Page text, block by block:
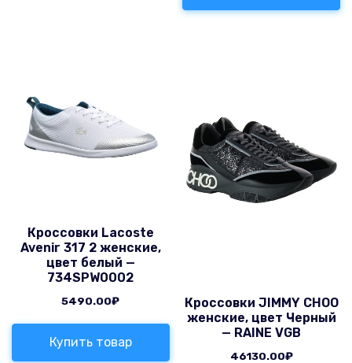
Кроссовки Lacoste
Avenir 317 2 женские,
цвет белый —
734SPW0002
5490.00₽
Купить товар
Кроссовки JIMMY CHOO
женские, цвет Черный
— RAINE VGB
46130.00₽